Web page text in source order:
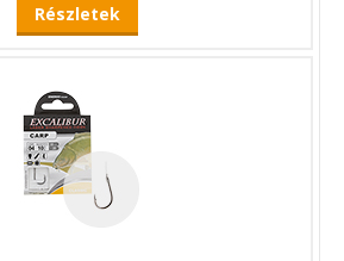
Részletek